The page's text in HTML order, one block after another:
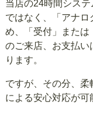
当店の24時間シス
ではなく、「アナロ
め、「受付」または
のご来店、お支払い
ります。
ですが、その分、柔
による安心対応が可